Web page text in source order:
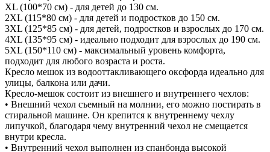
XL (100*70 см) - для детей до 130 см.
2XL (115*80 см) - для детей и подростков до 150 см.
3XL (125*85 см) - для детей, подростков и взрослых до 170 см.
4XL (135*95 см) - идеально подходит для взрослых до 190 см.
5XL (150*110 см) - максимальный уровень комфорта,
подходит для любого возраста и роста.
Кресло мешок из водооттакливающего оксфорда идеально для
улицы, балкона или дачи.
Кресло-мешок состоит из внешнего и внутреннего чехлов:
• Внешний чехол съемный на молнии, его можно постирать в
стиральной машине. Он крепится к внутреннему чехлу
липучкой, благодаря чему внутренний чехол не смещается
внутри кресла.
• Внутренний чехол выполнен из спанбонда высокой